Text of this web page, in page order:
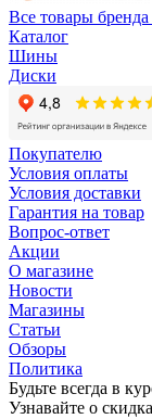
Все товары
Каталог
Шины
Диски
Покупателю
Условия оплаты
Условия доставки
Гарантия на товар
Вопрос-ответ
Акции
О магазине
Новости
Магазины
Статьи
Обзоры
Политика
Будьте всегда в
Узнавайте о